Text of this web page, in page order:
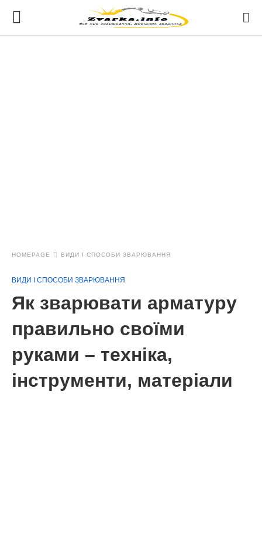
HOMEPAGE ВИДИ І СПОСОБИ ЗВАРЮВАННЯ
ВИДИ І СПОСОБИ ЗВАРЮВАННЯ
Як зварювати арматуру
правильно своїми
руками – техніка,
інструменти, матеріали